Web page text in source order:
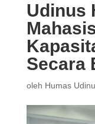
Udinus
Secara
oleh Humas